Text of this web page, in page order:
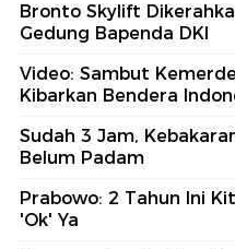
Bronto Skylift
Gedung Bapenda DKI
Video: Sambut
Kibarkan Bendera
Sudah 3 Jam,
Belum Padam
Prabowo: 2 Tahun Ini
'Ok' Ya